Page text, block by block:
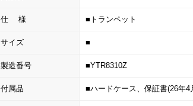
仕 様 ■トランペット
サイズ ■
製造番号 ■YTR8310Z
付属品 ■ハードケース、保証書(26年